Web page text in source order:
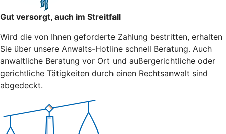
Gut versorgt, auch im Streitfall
Wird die von Ihnen geforderte Zahlung bestritten, erhalten
Sie über unsere Anwalts-Hotline schnell Beratung. Auch
anwaltliche Beratung vor Ort und außergerichtliche oder
gerichtliche Tätigkeiten durch einen Rechtsanwalt sind
abgedeckt.